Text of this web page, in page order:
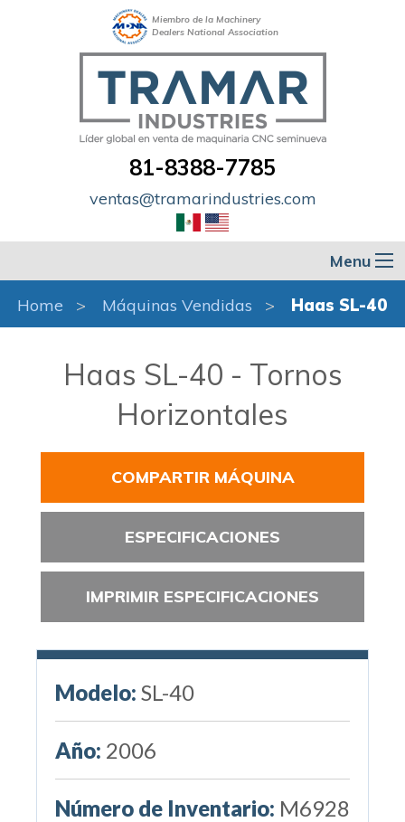
Miembro de la Machinery
Dealers National Association
81-8388-7785
ventas@tramarindustries.com
Menu
Home Máquinas Vendidas Haas SL-40
Haas SL-40 - Tornos
Horizontales
COMPARTIR MÁQUINA
ESPECIFICACIONES
IMPRIMIR ESPECIFICACIONES
Modelo: SL-40
Año: 2006
Número de Inventario: M6928